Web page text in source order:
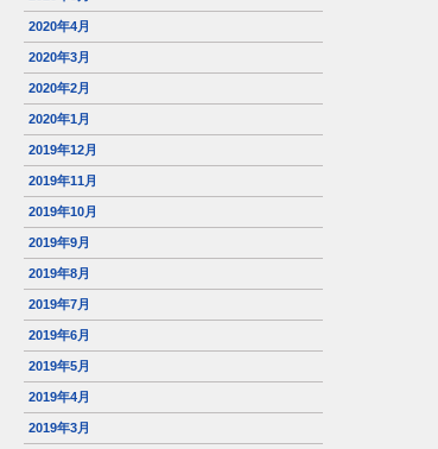
2020年4月
2020年3月
2020年2月
2020年1月
2019年12月
2019年11月
2019年10月
2019年9月
2019年8月
2019年7月
2019年6月
2019年5月
2019年4月
2019年3月